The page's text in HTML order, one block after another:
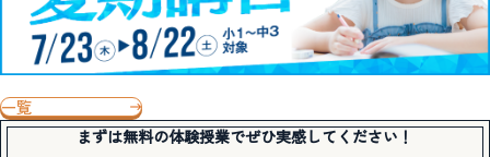
一覧
まずは無料の体験授業でぜひ実感してください！